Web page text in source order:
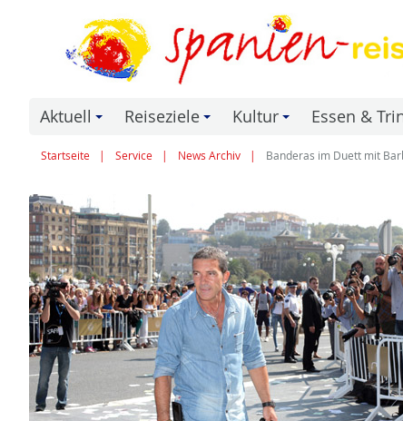
Aktuell Reiseziele Kultur Essen &
Startseite Service News Archiv Banderas im Duett mit